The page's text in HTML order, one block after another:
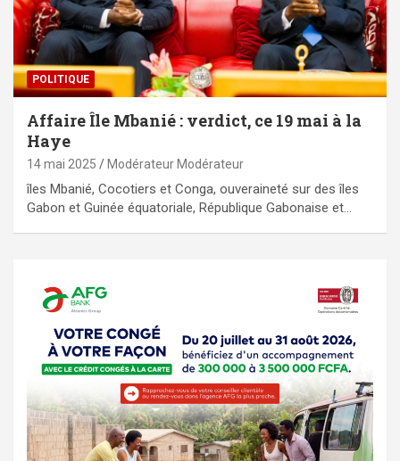
POLITIQUE
Affaire Île Mbanié : verdict, ce 19 mai à la
Haye
14 mai 2025 Modérateur Modérateur
îles Mbanié, Cocotiers et Conga, ouveraineté sur des îles
Gabon et Guinée équatoriale, République Gabonaise et…